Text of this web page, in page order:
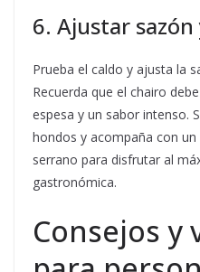
6. Ajustar
Prueba el caldo y ajusta la
Recuerda que el chairo
espesa y un sabor intenso.
hondos y acompaña con
serrano para disfrutar al
gastronómica.
Consejos y